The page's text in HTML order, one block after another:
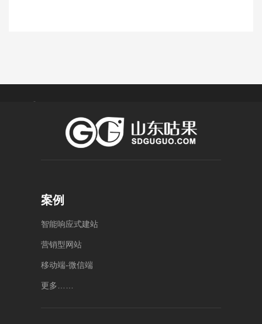
菏 泽
济 宁
泰 安
莱 芜
案例
智能响应式建站
营销型网站
移动端-微信端
更多